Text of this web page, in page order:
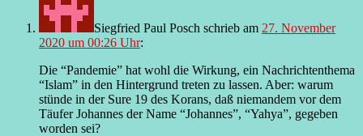
Siegfried Paul Posch schrieb am 27. November
2020 um 00:26 Uhr:
Die “Pandemie” hat wohl die Wirkung, ein Nachrichtenthema
“Islam” in den Hintergrund treten zu lassen. Aber: warum
stünde in der Sure 19 des Korans, daß niemandem vor dem
Täufer Johannes der Name “Johannes”, “Yahya”, gegeben
worden sei?